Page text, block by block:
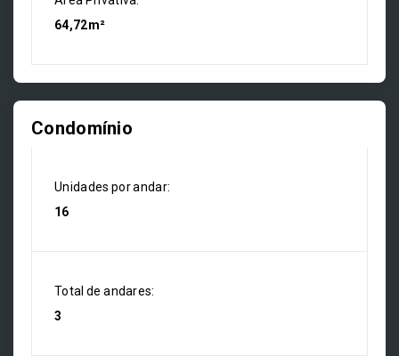
64,72m²
Condomínio
Unidades por andar:
16
Total de andares:
3